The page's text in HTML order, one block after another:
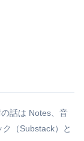
話は Notes、音
（Substack）と